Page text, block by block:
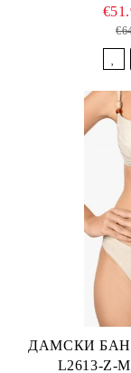
ДАМСКИ
L2613-Z-